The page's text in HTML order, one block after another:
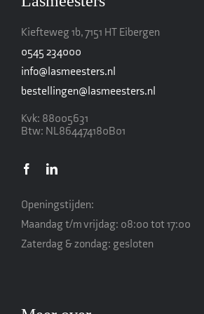
Kiefteweg 1b, 7151 HT Eibergen
0545 234000
info@lasmeesters.nl
bestellingen@lasmeesters.nl
Kvk: 88005631
Btw: NL864474180B01
Openingstijden:
Maandag t/m vrijdag: 08:00 tot 17:00
Zaterdag & zondag: gesloten